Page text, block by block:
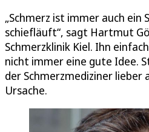
„Schmerz ist immer auch ein
schiefläuft“, sagt Hartmut
Schmerzklinik Kiel. Ihn
nicht immer eine gute Idee.
der Schmerzmediziner lieber
Ursache.